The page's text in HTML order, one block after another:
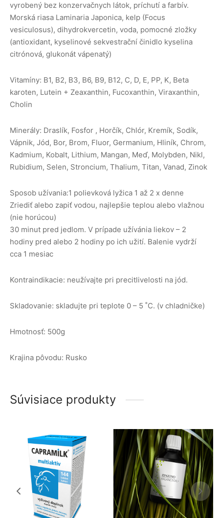
vyrobený bez konzervačnych látok, príchutí a farbív.
Morská riasa Laminaria Japonica, kelp (Focus
vesiculosus), dihydrokvercetin, voda, pomocné zložky
(antioxidant, kyselinové sekvestrační činidlo kyselina
citrónová, glukonát vápenatý)
Vitamíny: B1, B2, B3, B6, B9, B12, C, D, E, PP, K, Beta
karoten, Lutein + Zeaxanthin, Fucoxanthin, Viraxanthin,
Cholin
Minerály: Draslík, Fosfor , Horčík, Chlór, Kremík, Sodík,
Vápnik, Jód, Bor, Brom, Fluor, Germanium, Hliník, Chrom,
Kadmium, Kobalt, Lithium, Mangan, Meď, Molybden, Nikl,
Rubidium, Selen, Stroncium, Thalium, Titan, Vanad, Zinok
Sposob užívania:1 polievková lyžica 1 až 2 x denne
Zriediť alebo zapiť vodou, najlepšie teplou alebo vlažnou
(nie horúcou)
30 minut pred jedlom. V prípade užívánia liekov – 2
hodiny pred alebo 2 hodiny po ich užití. Balenie vydrží
cca 1 mesiac
Kontraindikacie: neužívajte pri precitlivelosti na jód.
Skladovanie: skladujte pri teplote 0 – 5 ˚C. (v chladničke)
Hmotnosť: 500g
Krajina pôvodu: Rusko
Súvisiace produkty